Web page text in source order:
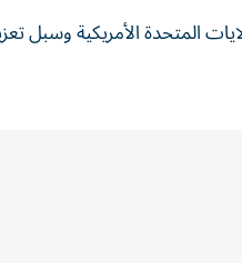
المتحدة الأمريكية وسبل